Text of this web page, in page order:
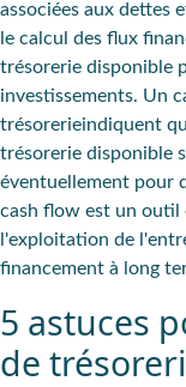
associées aux dettes
le calcul des flux
trésorerie disponible
investissements. Un
trésorerieindiquent
trésorerie disponible
éventuellement pour
cash flow est un outil
l'exploitation de
financement à long
5 astuces
de